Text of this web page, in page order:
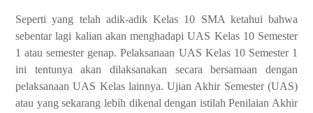
Seperti yang telah adik-adik Kelas 10 SMA ketahui bahwa
sebentar lagi kalian akan menghadapi UAS Kelas 10 Semester
1 atau semester genap. Pelaksanaan UAS Kelas 10 Semester 1
ini tentunya akan dilaksanakan secara bersamaan dengan
pelaksanaan UAS Kelas lainnya. Ujian Akhir Semester (UAS)
atau yang sekarang lebih dikenal dengan istilah Penilaian Akhir